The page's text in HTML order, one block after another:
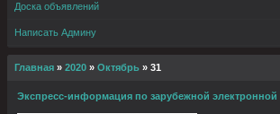
Доска объявлений
Написать Админу
Главная » 2020 » Октябрь » 31
Экспресс-информация по зарубежной электронной